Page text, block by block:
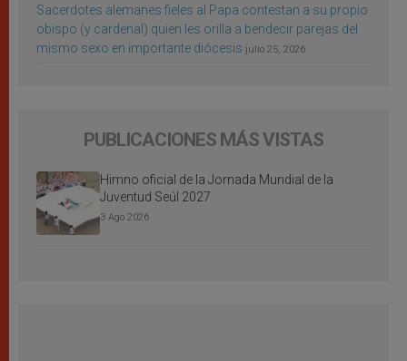
Sacerdotes alemanes fieles al Papa contestan a su propio
obispo (y cardenal) quien les orilla a bendecir parejas del
mismo sexo en importante diócesis julio 25, 2026
PUBLICACIONES MÁS VISTAS
Himno oficial de la Jornada Mundial de la
Juventud Seúl 2027
3 Ago 2026